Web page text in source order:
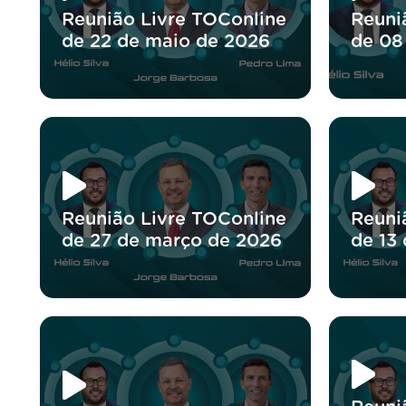
Reunião Livre TOConline
de 22 de maio de 2026
de
Reunião Livre TOConline
de 27 de março de 2026
de 13